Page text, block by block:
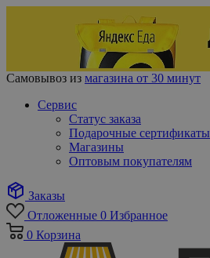
Самовывоз из магазина от 30 минут
Сервис
Статус заказа
Подарочные сертификаты
Магазины
Оптовым покупателям
Заказы
Отложенные 0 Избранное
0 Корзина